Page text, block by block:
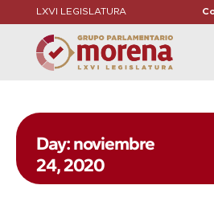
LXVI LEGISLATURA
Day: noviembre
24, 2020